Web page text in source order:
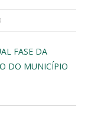
FASE DA
DO MUNICÍPIO